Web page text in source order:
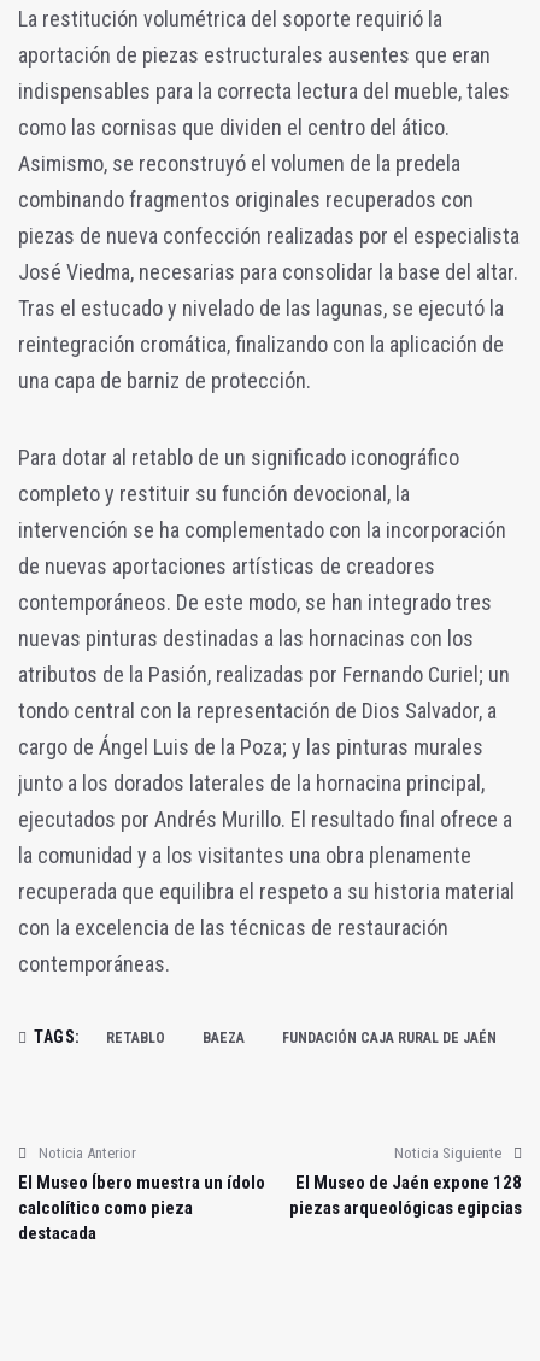
La restitución volumétrica del soporte requirió la
aportación de piezas estructurales ausentes que eran
indispensables para la correcta lectura del mueble, tales
como las cornisas que dividen el centro del ático.
Asimismo, se reconstruyó el volumen de la predela
combinando fragmentos originales recuperados con
piezas de nueva confección realizadas por el especialista
José Viedma, necesarias para consolidar la base del altar.
Tras el estucado y nivelado de las lagunas, se ejecutó la
reintegración cromática, finalizando con la aplicación de
una capa de barniz de protección.
Para dotar al retablo de un significado iconográfico
completo y restituir su función devocional, la
intervención se ha complementado con la incorporación
de nuevas aportaciones artísticas de creadores
contemporáneos. De este modo, se han integrado tres
nuevas pinturas destinadas a las hornacinas con los
atributos de la Pasión, realizadas por Fernando Curiel; un
tondo central con la representación de Dios Salvador, a
cargo de Ángel Luis de la Poza; y las pinturas murales
junto a los dorados laterales de la hornacina principal,
ejecutados por Andrés Murillo. El resultado final ofrece a
la comunidad y a los visitantes una obra plenamente
recuperada que equilibra el respeto a su historia material
con la excelencia de las técnicas de restauración
contemporáneas.
TAGS: RETABLO BAEZA FUNDACIÓN CAJA RURAL DE JAÉN
Noticia Anterior
El Museo Íbero muestra un ídolo
calcolítico como pieza
destacada
Noticia Siguiente
El Museo de Jaén expone 128
piezas arqueológicas egipcias